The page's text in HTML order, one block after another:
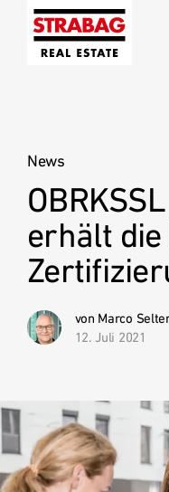
Zur
Hauptnavigation
springen
Development
Unsere
Unternehmen
Hold Estate
Karriere
News
Grundstücksankauf
News
erhält die
von Marco
12. Juli 2021